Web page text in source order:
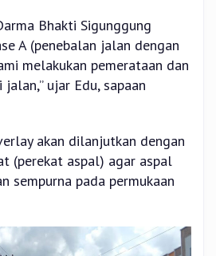
Bhakti Sigunggung
A (penebalan jalan dengan
melakukan pemerataan dan
ujar Edu, sapaan
akan dilanjutkan dengan
(perekat aspal) agar aspal
sempurna pada permukaan